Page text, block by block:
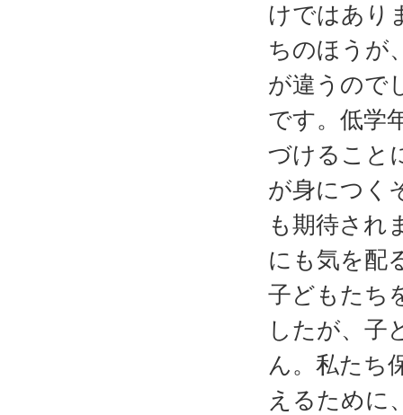
けではあり
ちのほうが
が違うので
です。低学
づけること
が身につく
も期待され
にも気を配
子どもたち
したが、子
ん。私たち
えるために